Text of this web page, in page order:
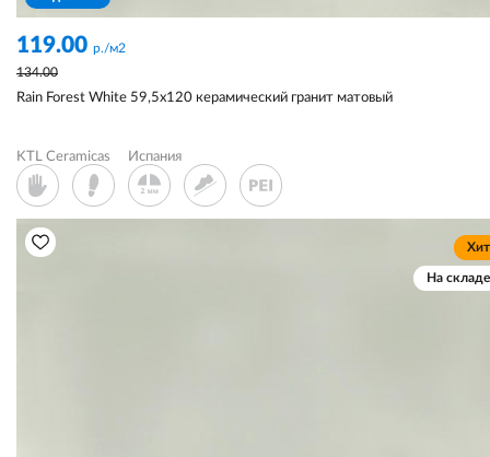
119.00 р./м2
134.00
Rain Forest White 59,5x120 керамический гранит матовый
KTL Ceramicas Испания
Хит
На складе